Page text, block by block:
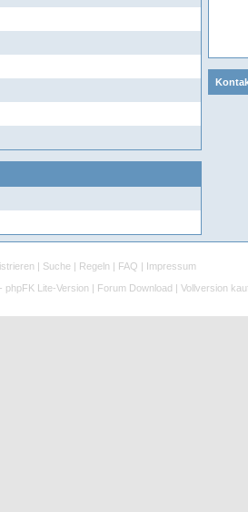
| Suche | Regeln | FAQ | Impressum
phpFK Lite-Version | Forum Download | Vollversion